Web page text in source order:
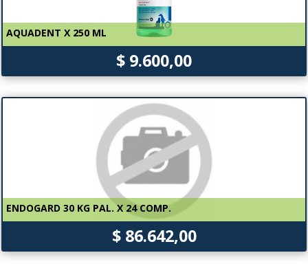
AQUADENT X 250 ML
$ 9.600,00
ENDOGARD 30 KG PAL. X 24 COMP.
$ 86.642,00